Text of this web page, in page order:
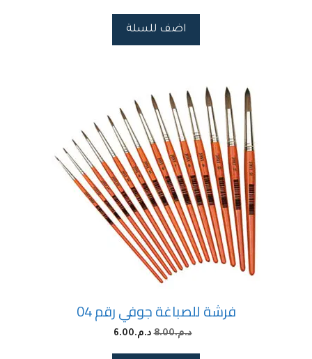
اضف للسلة
فرشة للصباغة جوفي رقم 04
د.م.8.00 د.م.6.00